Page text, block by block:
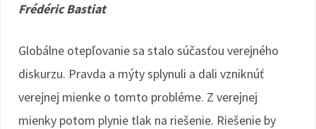
Frédéric Bastiat
Globálne otepľovanie sa stalo súčasťou verejného
diskurzu. Pravda a mýty splynuli a dali vzniknúť
verejnej mienke o tomto probléme. Z verejnej
mienky potom plynie tlak na riešenie. Riešenie by